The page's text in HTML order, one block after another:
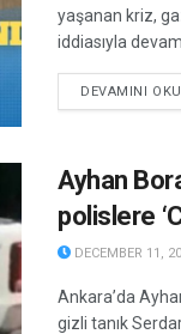
yaşanan kriz,
iddiasıyla
DEVAMINI OKU
Ayhan
polislere
DECEMBER 11,
Ankara’da
gizli tanık